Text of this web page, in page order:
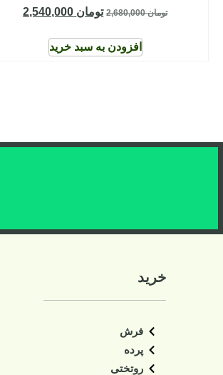
تومان2,680,000 تومان
افزودن به سبد خرید
خرید
فرش
پرده
روتختی